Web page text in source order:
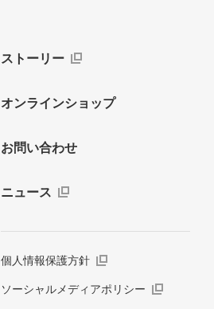
ストーリー
オンラインショップ
お問い合わせ
ニュース
個人情報保護方針
ソーシャルメディアポリシー